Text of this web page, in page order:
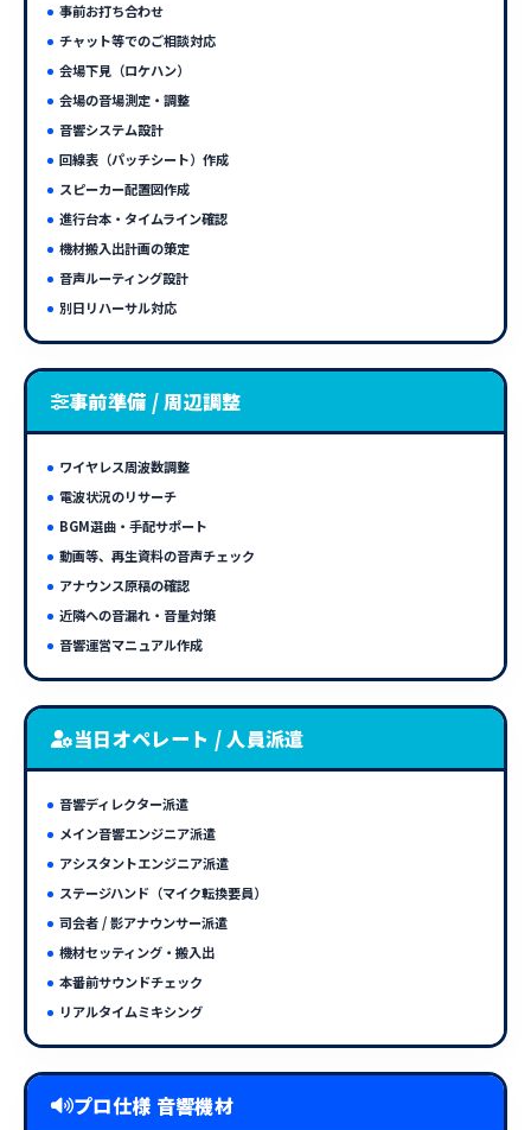
事前お打ち合わせ
チャット等でのご相談対応
会場下見（ロケハン）
会場の音場測定・調整
音響システム設計
回線表（パッチシート）作成
スピーカー配置図作成
進行台本・タイムライン確認
機材搬入出計画の策定
音声ルーティング設計
別日リハーサル対応
事前準備 / 周辺調整
ワイヤレス周波数調整
電波状況のリサーチ
BGM選曲・手配サポート
動画等、再生資料の音声チェック
アナウンス原稿の確認
近隣への音漏れ・音量対策
音響運営マニュアル作成
当日オペレート / 人員派遣
音響ディレクター派遣
メイン音響エンジニア派遣
アシスタントエンジニア派遣
ステージハンド（マイク転換要員）
司会者 / 影アナウンサー派遣
機材セッティング・搬入出
本番前サウンドチェック
リアルタイムミキシング
プロ仕様 音響機材